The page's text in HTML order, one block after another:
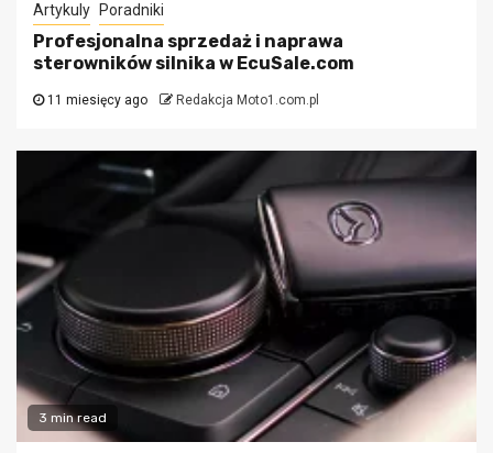
Artykuly Poradniki
Profesjonalna sprzedaż i naprawa
sterowników silnika w EcuSale.com
11 miesięcy ago Redakcja Moto1.com.pl
3 min read